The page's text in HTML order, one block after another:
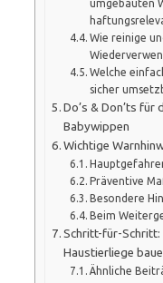
umgebauten
Wie reinige
Welche
sicher
Do’s & Don’ts für
Babywippen
Wichtige
Präventive
Besondere
Beim
Schritt-für-Schritt:
Haustierliege
Ähnliche